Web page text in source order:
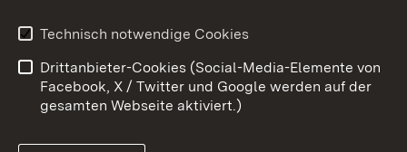
Kontakt
Impressum
Cookies
Technisch notwendige Cookies
Drittanbieter-Cookies (Social-Media-Elemente von
Facebook, X / Twitter und Google werden auf der
gesamten Webseite aktiviert.)